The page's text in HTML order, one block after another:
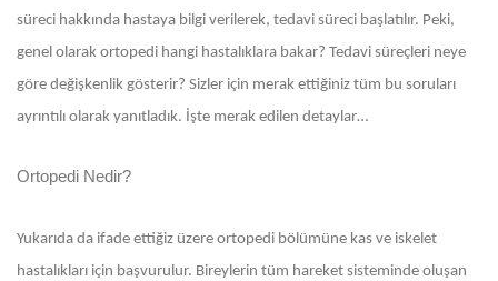
süreci hakkında hastaya bilgi verilerek, tedavi süreci başlatılır. Peki,
genel olarak ortopedi hangi hastalıklara bakar? Tedavi süreçleri neye
göre değişkenlik gösterir? Sizler için merak ettiğiniz tüm bu soruları
ayrıntılı olarak yanıtladık. İşte merak edilen detaylar…
Ortopedi Nedir?
Yukarıda da ifade ettiğiz üzere ortopedi bölümüne kas ve iskelet
hastalıkları için başvurulur. Bireylerin tüm hareket sisteminde oluşan